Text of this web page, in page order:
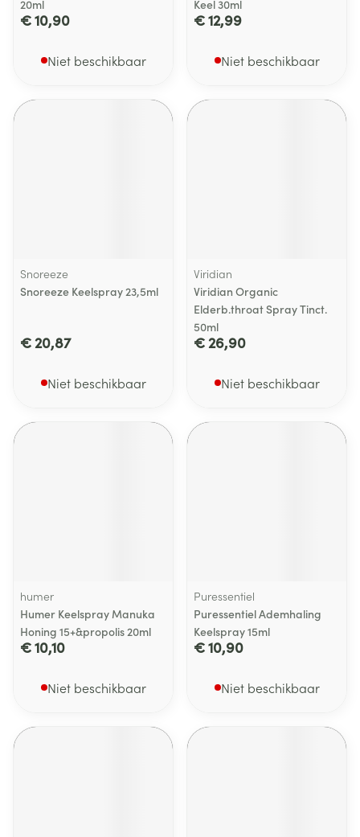
20ml
€ 10,90
Niet beschikbaar
Keel 30ml
€ 12,99
Niet beschikbaar
Snoreeze
Snoreeze Keelspray 23,5ml
€ 20,87
Niet beschikbaar
Viridian
Viridian Organic
Elderb.throat Spray Tinct.
50ml
€ 26,90
Niet beschikbaar
humer
Humer Keelspray Manuka
Honing 15+&propolis 20ml
€ 10,10
Niet beschikbaar
Puressentiel
Puressentiel Ademhaling
Keelspray 15ml
€ 10,90
Niet beschikbaar